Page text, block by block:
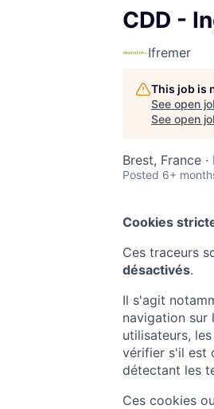
CDD -
Ifremer
This job is
See open
See open
Brest, France
Posted 6+
Cookies
Ces traceurs
désactivés.
Il s'agit
navigation sur
utilisateurs,
vérifier s'il est
détectant les
Ces cookies